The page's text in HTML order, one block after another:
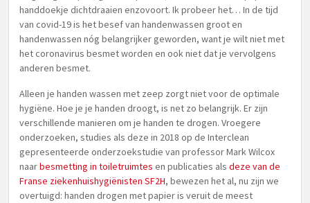
handdoekje dichtdraaien enzovoort. Ik probeer het… In de tijd
van covid-19 is het besef van handenwassen groot en
handenwassen nóg belangrijker geworden, want je wilt niet met
het coronavirus besmet worden en ook niet dat je vervolgens
anderen besmet.
Alleen je handen wassen met zeep zorgt niet voor de optimale
hygiëne. Hoe je je handen droogt, is net zo belangrijk. Er zijn
verschillende manieren om je handen te drogen. Vroegere
onderzoeken, studies als deze in 2018 op de Interclean
gepresenteerde onderzoekstudie van professor Mark Wilcox
naarbesmetting in toiletruimtes en publicaties als deze van de
Franse ziekenhuishygiënisten SF2H, bewezen het al, nu zijn we
overtuigd: handen drogen met papier is veruit de meest